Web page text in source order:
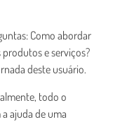
Como abordar
e serviços?
deste usuário.
todo o
ajuda de uma